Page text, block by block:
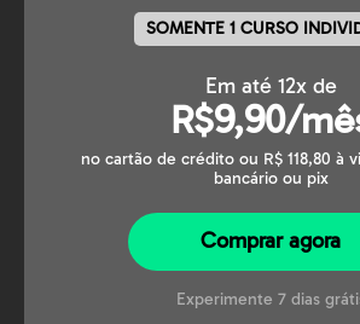
SOMENTE 1 CURSO
Em até 12x de
R$9,90/
no cartão de crédito ou R$ 118,80 à
bancário ou pix
Comprar agora
Experimente 7 dias